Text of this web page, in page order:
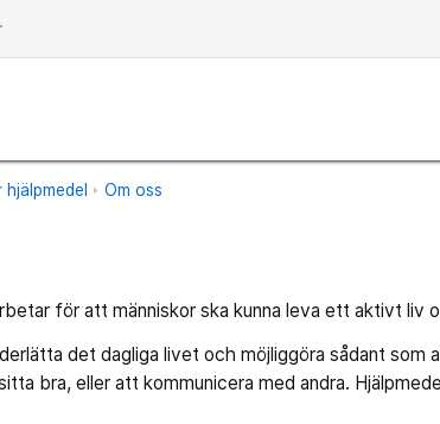
Om oss
för att människor ska kunna leva ett aktivt liv
det dagliga livet och möjliggöra sådant som
bra, eller att kommunicera med andra.